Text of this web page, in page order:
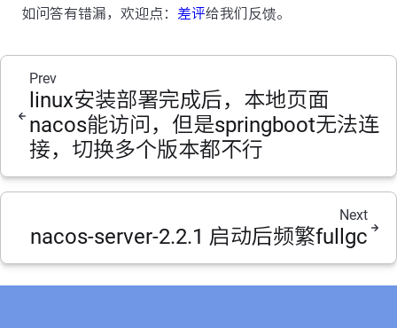
如问答有错漏，欢迎点： 差评给我们反馈。
Prev
linux安装部署完成后，本地页面
nacos能访问，但是springboot无法连
接，切换多个版本都不行
Next
nacos-server-2.2.1 启动后频繁fullgc